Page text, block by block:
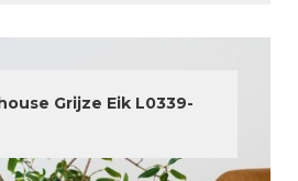
Grijze Eik L0339-